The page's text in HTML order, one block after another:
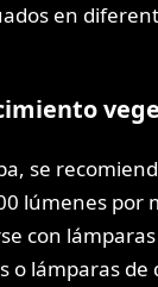
en
se
lúmenes por
con
o lámparas de